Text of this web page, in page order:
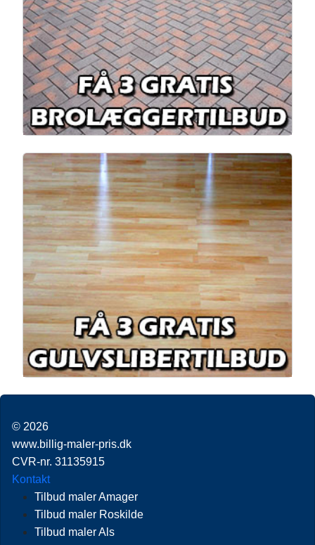
© 2026
www.billig-maler-pris.dk
CVR-nr. 31135915
Kontakt
Tilbud maler Amager
Tilbud maler Roskilde
Tilbud maler Als